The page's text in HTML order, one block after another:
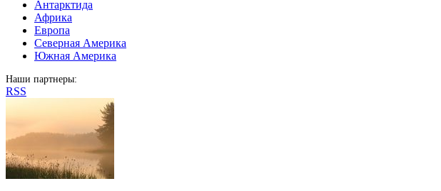
Антарктида
Африка
Европа
Северная Америка
Южная Америка
Наши партнеры:
RSS